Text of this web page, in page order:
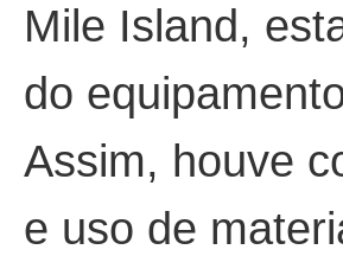
Mile Island,
do
Assim, houve
e uso de